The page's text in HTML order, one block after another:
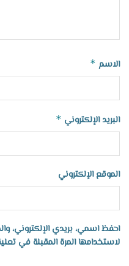
الاسم *
البريد الإلكتروني *
الموقع الإلكتروني
احفظ اسمي، بريدي الإلكتروني،
لاستخدامها المرة المقبلة في